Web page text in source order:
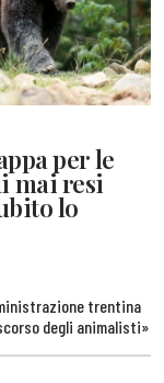
per le
mai resi
lo
trentina
degli animalisti»